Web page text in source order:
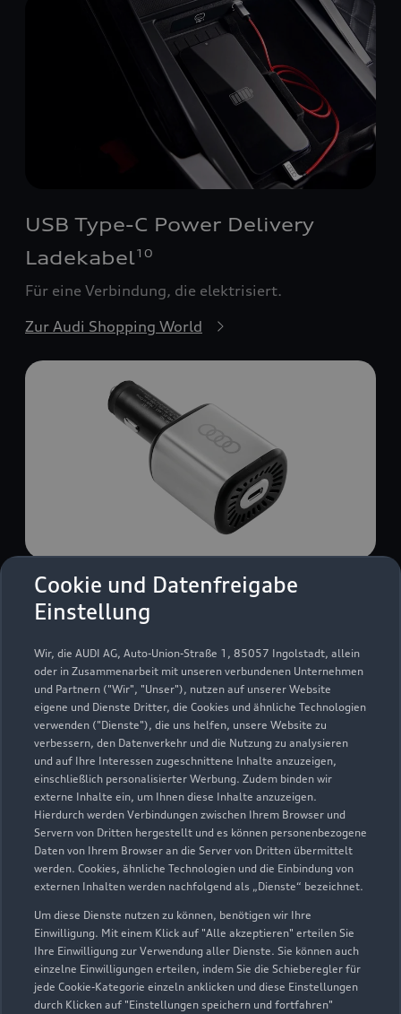
Cookie und Datenfreigabe
Einstellung
Wir, die AUDI AG, Auto-Union-Straße 1, 85057 Ingolstadt, allein
oder in Zusammenarbeit mit unseren verbundenen Unternehmen
und Partnern ("Wir", "Unser"), nutzen auf unserer Website
eigene und Dienste Dritter, die Cookies und ähnliche Technologien
verwenden ("Dienste"), die uns helfen, unsere Website zu
verbessern, den Datenverkehr und die Nutzung zu analysieren
und auf Ihre Interessen zugeschnittene Inhalte anzuzeigen,
einschließlich personalisierter Werbung. Zudem binden wir
externe Inhalte ein, um Ihnen diese Inhalte anzuzeigen.
Hierdurch werden Verbindungen zwischen Ihrem Browser und
Servern von Dritten hergestellt und es können personenbezogene
Daten von Ihrem Browser an die Server von Dritten übermittelt
werden. Cookies, ähnliche Technologien und die Einbindung von
externen Inhalten werden nachfolgend als „Dienste“ bezeichnet.
Um diese Dienste nutzen zu können, benötigen wir Ihre
Einwilligung. Mit einem Klick auf "Alle akzeptieren" erteilen Sie
Ihre Einwilligung zur Verwendung aller Dienste. Sie können auch
einzelne Einwilligungen erteilen, indem Sie die Schieberegler für
jede Cookie-Kategorie einzeln anklicken und diese Einstellungen
durch Klicken auf "Einstellungen speichern und fortfahren"
USB Type-C Power Delivery
Ladekabel10
Für eine Verbindung, die elektrisiert.
Zur Audi Shopping World
USB Power-Ladegerät
USB Power-Ladegerät für schnelles und
komfortables Laden von Mobiltelefonen, Tablets
oder Laptops.
Zur Audi Shopping World
Audi Pflegemitteltasche
Sommer